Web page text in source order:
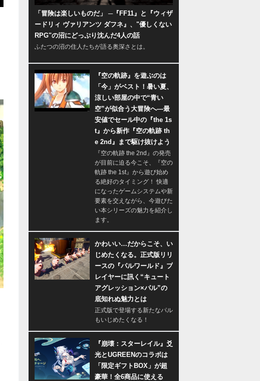
「冒険は楽しいものだ」 ─『FF11』と『ウィザ
ードリィ ヴァリアンツ ダフネ』、"優しくない
RPG"の沼にどっぷり沈んだ4人の話
ふたつの沼の住人たちが語る奥深さとは。
『空の軌跡』を遊ぶのは
「今」がベスト！暑い夏、
涼しい部屋の中で“青い
空”が似合う大冒険へ―最
安値でセール中の『the 1s
t』から新作『空の軌跡 th
e 2nd』まで駆け抜けよう
『空の軌跡 the 2nd』の発売
が目前に迫る今こそ、『空の
軌跡 the 1st』から遊び始め
る絶好のタイミング！ 快適
になったゲームシステムや新
要素を交えながら、今遊びた
い本シリーズの魅力を紹介し
ます。
かわいい…だからこそ、い
じめたくなる。正式版リリ
ースの『パルワールド』プ
レイヤーに訊く“キュート
アグレッション×パル”の
底知れぬ魅力とは
正式版で登場する新たなパル
もいじめたくなる！
『崩壊：スターレイル』爻
光とUGREENのコラボは
「限定ギフトBOX」が超
豪華！全6商品に使える